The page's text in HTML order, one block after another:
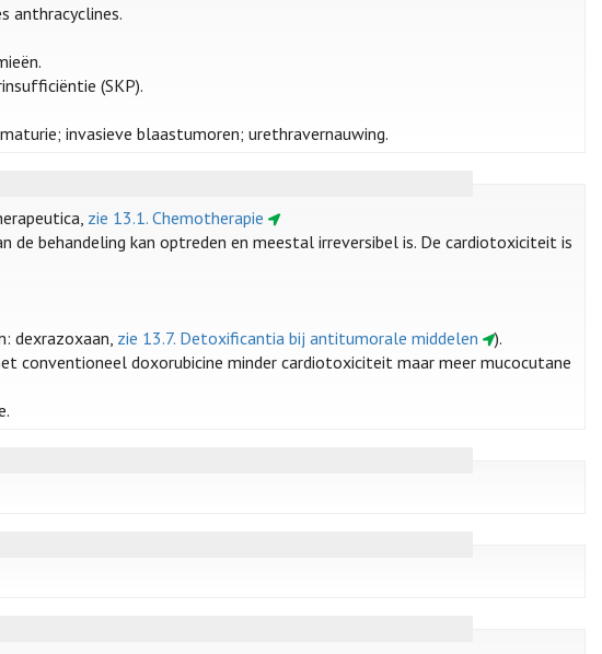
anthracyclines.
(SKP).
invasieve blaastumoren; urethravernauwing.
zie 13.1. Chemotherapie
behandeling kan optreden en meestal irreversibel is. De cardiotoxiciteit is
dexrazoxaan, zie 13.7. Detoxificantia bij antitumorale middelen
).
conventioneel doxorubicine minder cardiotoxiciteit maar meer mucocutane